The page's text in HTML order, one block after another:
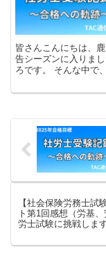
皆さんこんにちは、
告シーズンに入りま
ろです。 そんな中で
【社会保険労務士試
ト第1回感想（労基
労士試験に挑戦しま